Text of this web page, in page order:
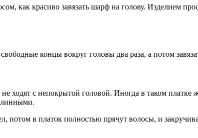
как красиво завязать шарф на голову. Изделием
концы вокруг головы два раза, а потом
ходят с непокрытой головой. Иногда в таком
потом в платок полностью прячут волосы, и